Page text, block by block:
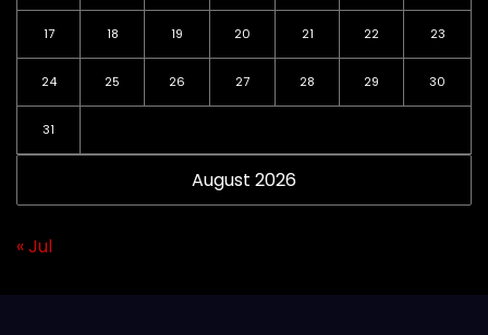
August 2026
17 18 19 20 21 22 23
24 25 26 27 28 29 30
31
« Jul